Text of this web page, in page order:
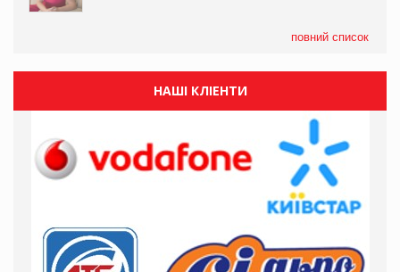
повний список
НАШІ КЛІЕНТИ